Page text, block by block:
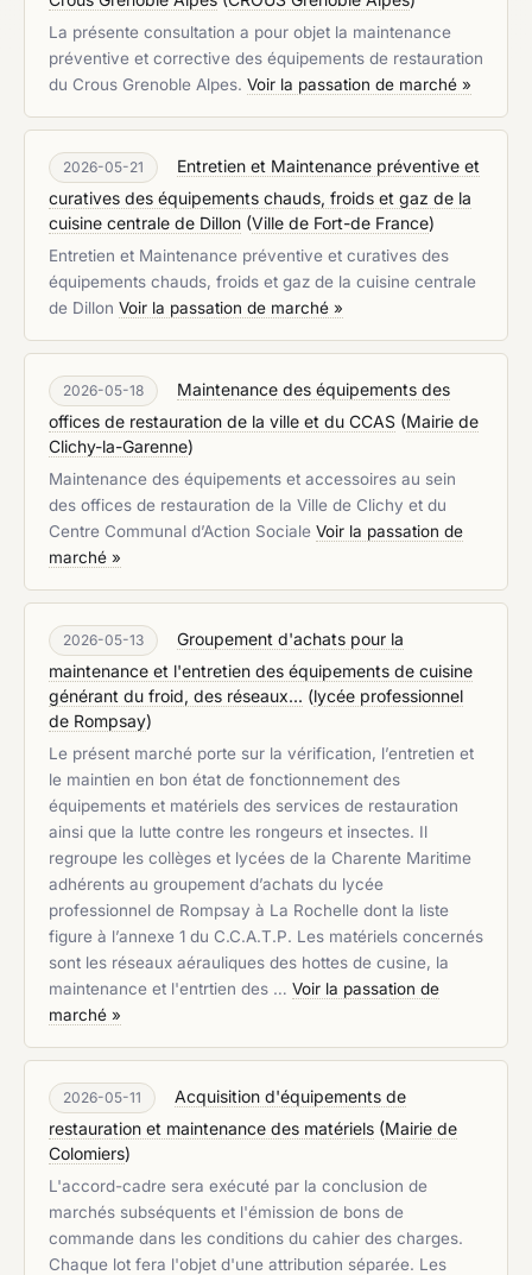
La présente consultation a pour objet la maintenance
préventive et corrective des équipements de restauration
du Crous Grenoble Alpes. Voir la passation de marché »
2026-05-21
Entretien et Maintenance préventive et
curatives des équipements chauds, froids et gaz de la
cuisine centrale de Dillon (Ville de Fort-de France)
Entretien et Maintenance préventive et curatives des
équipements chauds, froids et gaz de la cuisine centrale
de Dillon Voir la passation de marché »
2026-05-18
Maintenance des équipements des
offices de restauration de la ville et du CCAS (Mairie de
Clichy-la-Garenne)
Maintenance des équipements et accessoires au sein
des offices de restauration de la Ville de Clichy et du
Centre Communal d’Action Sociale Voir la passation de
marché »
2026-05-13
Groupement d'achats pour la
maintenance et l'entretien des équipements de cuisine
générant du froid, des réseaux... (lycée professionnel
de Rompsay)
Le présent marché porte sur la vérification, l’entretien et
le maintien en bon état de fonctionnement des
équipements et matériels des services de restauration
ainsi que la lutte contre les rongeurs et insectes. Il
regroupe les collèges et lycées de la Charente Maritime
adhérents au groupement d’achats du lycée
professionnel de Rompsay à La Rochelle dont la liste
figure à l’annexe 1 du C.C.A.T.P. Les matériels concernés
sont les réseaux aérauliques des hottes de cusine, la
maintenance et l'entrtien des … Voir la passation de
marché »
2026-05-11
Acquisition d'équipements de
restauration et maintenance des matériels (Mairie de
Colomiers)
L'accord-cadre sera exécuté par la conclusion de
marchés subséquents et l'émission de bons de
commande dans les conditions du cahier des charges.
Chaque lot fera l'objet d'une attribution séparée. Les